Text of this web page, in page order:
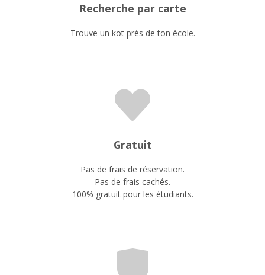
Recherche par carte
Trouve un kot près de ton école.
Gratuit
Pas de frais de réservation.
Pas de frais cachés.
100% gratuit pour les étudiants.